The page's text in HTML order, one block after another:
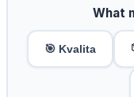
What
🎯 Kvalita